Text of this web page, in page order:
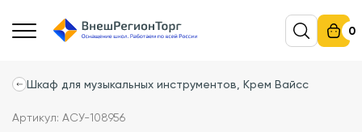
0
Шкаф для музыкальных инструментов, Крем Вайсс
Артикул: АСУ-108956